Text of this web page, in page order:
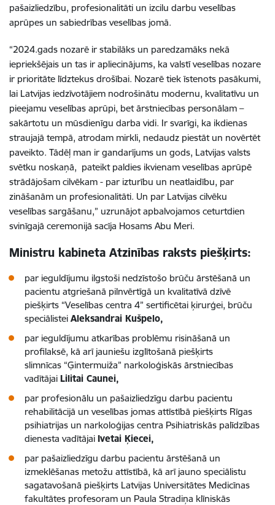
pašaizliedzību, profesionalitāti un izcilu darbu veselības
aprūpes un sabiedrības veselības jomā.
“2024.gads nozarē ir stabilāks un paredzamāks nekā
iepriekšējais un tas ir apliecinājums, ka valstī veselības nozare
ir prioritāte līdztekus drošībai. Nozarē tiek īstenots pasākumi,
lai Latvijas iedzīvotājiem nodrošinātu modernu, kvalitatīvu un
pieejamu veselības aprūpi, bet ārstniecības personālam –
sakārtotu un mūsdienīgu darba vidi. Ir svarīgi, ka ikdienas
straujajā tempā, atrodam mirkli, nedaudz piestāt un novērtēt
paveikto. Tādēļ man ir gandarījums un gods, Latvijas valsts
svētku noskaņā, pateikt paldies ikvienam veselības aprūpē
strādājošam cilvēkam - par izturību un neatlaidību, par
zināšanām un profesionalitāti. Un par Latvijas cilvēku
veselības sargāšanu,” uzrunājot apbalvojamos ceturtdien
svinīgajā ceremonijā sacīja Hosams Abu Meri.
Ministru kabineta Atzinības raksts piešķirts:
par ieguldījumu ilgstoši nedzīstošo brūču ārstēšanā un
pacientu atgriešanā pilnvērtīgā un kvalitatīvā dzīvē
piešķirts “Veselības centra 4” sertificētai ķirurģei, brūču
speciālistei Aleksandrai Kušpelo,
par ieguldījumu atkarības problēmu risināšanā un
profilaksē, kā arī jauniešu izglītošanā piešķirts
slimnīcas “Ģintermuiža” narkoloģiskās ārstniecības
vadītājai Lilitai Caunei,
par profesionālu un pašaizliedzīgu darbu pacientu
rehabilitācijā un veselības jomas attīstībā piešķirts Rīgas
psihiatrijas un narkoloģijas centra Psihiatriskās palīdzības
dienesta vadītājai Ivetai Ķiecei,
par pašaizliedzīgu darbu pacientu ārstēšanā un
izmeklēšanas metožu attīstībā, kā arī jauno speciālistu
sagatavošanā piešķirts Latvijas Universitātes Medicīnas
fakultātes profesoram un Paula Stradiņa klīniskās